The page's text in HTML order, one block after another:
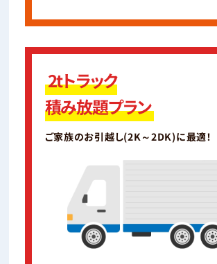
2tトラック
積み放題プラン
ご家族のお引越し(2K～2DK)に最適！